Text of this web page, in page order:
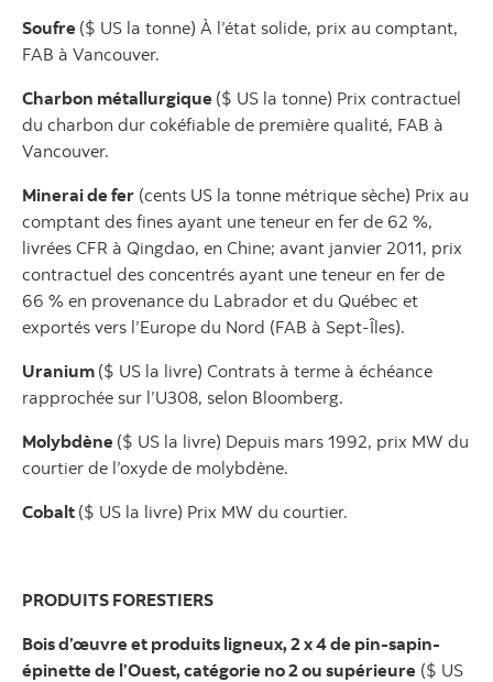
Soufre ($ US la tonne) À l’état solide, prix au comptant,
FAB à Vancouver.
Charbon métallurgique ($ US la tonne) Prix contractuel
du charbon dur cokéfiable de première qualité, FAB à
Vancouver.
Minerai de fer (cents US la tonne métrique sèche) Prix au
comptant des fines ayant une teneur en fer de 62 %,
livrées CFR à Qingdao, en Chine; avant janvier 2011, prix
contractuel des concentrés ayant une teneur en fer de
66 % en provenance du Labrador et du Québec et
exportés vers l’Europe du Nord (FAB à Sept-Îles).
Uranium ($ US la livre) Contrats à terme à échéance
rapprochée sur l’U308, selon Bloomberg.
Molybdène ($ US la livre) Depuis mars 1992, prix MW du
courtier de l’oxyde de molybdène.
Cobalt ($ US la livre) Prix MW du courtier.
PRODUITS FORESTIERS
Bois d’œuvre et produits ligneux, 2 x 4 de pin-sapin-
épinette de l’Ouest, catégorie no 2 ou supérieure ($ US